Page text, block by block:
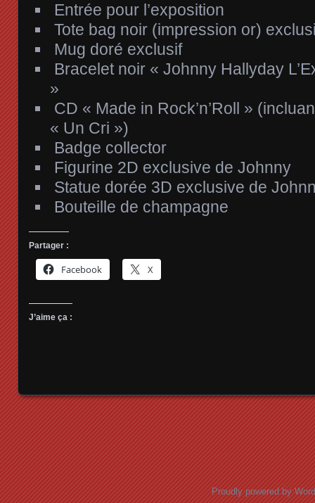
Entrée pour l’exposition
Tote bag noir (impression or)
Mug doré exclusif
Bracelet noir « Johnny Hallyday
»​​
CD « Made in Rock’n’Roll »
« Un Cri »)
Badge collector
Figurine 2D exclusive de Johnny
Statue dorée 3D exclusive de
Bouteille de champagne
Partager :
Facebook X
J’aime ça :
Proudly powered by